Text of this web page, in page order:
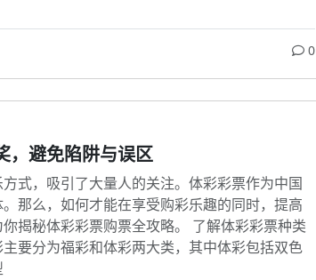
0
，避免陷阱与误区
式，吸引了大量人的关注。体彩彩票作为中国
那么，如何才能在享受购彩乐趣的同时，提高
揭秘体彩彩票购票全攻略。 了解体彩彩票种类
要分为福彩和体彩两大类，其中体彩包括双色